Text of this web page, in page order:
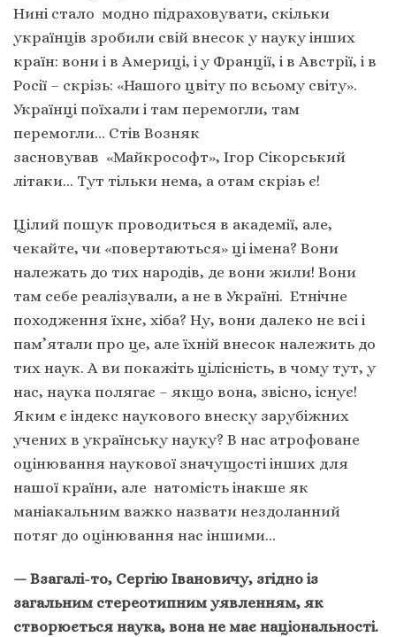
Нині стало модно підраховувати, скільки
українців зробили свій внесок у науку інших
країн: вони і в Америці, і у Франції, і в Австрії, і в
Росії – скрізь: «Нашого цвіту по всьому світу».
Українці поїхали і там перемогли, там
перемогли… Стів Возняк
засновував «Майкрософт», Ігор Сікорський
літаки… Тут тільки нема, а отам скрізь є!
Цілий пошук проводиться в академії, але,
чекайте, чи «повертаються» ці імена? Вони
належать до тих народів, де вони жили! Вони
там себе реалізували, а не в Україні. Етнічне
походження їхнє, хіба? Ну, вони далеко не всі і
пам’ятали про це, але їхній внесок належить до
тих наук. А ви покажіть цілісність, в чому тут, у
нас, наука полягає – якщо вона, звісно, існує!
Яким є індекс наукового внеску зарубіжних
учених в українську науку? В нас атрофоване
оцінювання наукової значущості інших для
нашої країни, але натомість інакше як
маніакальним важко назвати нездоланний
потяг до оцінювання нас іншими…
— Взагалі-то, Сергію Івановичу, згідно із
загальним стереотипним уявленням, як
створюється наука, вона не має національності.